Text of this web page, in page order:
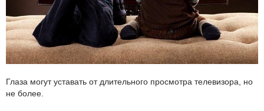
Глаза могут уставать от длительного просмотра телевизора, но
не более.